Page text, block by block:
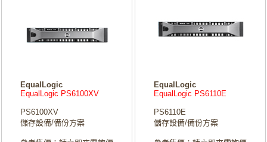
EqualLogic
EqualLogic PS6100XV
PS6100XV
儲存設備/備份方案
EqualLogic
EqualLogic PS6110E
PS6110E
儲存設備/備份方案